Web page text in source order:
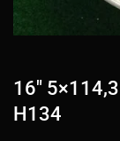
16″
H134